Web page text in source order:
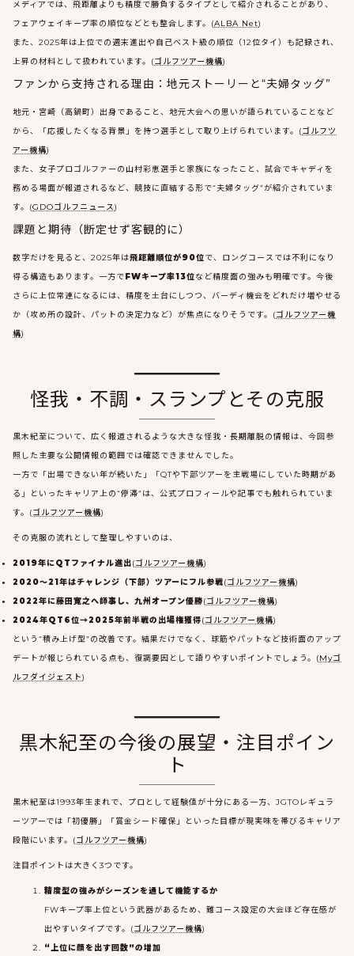
メディアでは、飛距離よりも精度で勝負するタイプとして紹介されることがあり、
フェアウェイキープ率の順位などとも整合します。(ALBA Net)
また、2025年は上位での週末進出や自己ベスト級の順位（12位タイ）も記録され、
上昇の材料として扱われています。(ゴルフツアー機構)
ファンから支持される理由：地元ストーリーと“夫婦タッグ”
地元・宮崎（高鍋町）出身であること、地元大会への思いが語られていることなど
から、「応援したくなる背景」を持つ選手として取り上げられています。(ゴルフツ
アー機構)
また、女子プロゴルファーの山村彩恵選手と家族になったこと、試合でキャディを
務める場面が報道されるなど、競技に直結する形で“夫婦タッグ”が紹介されていま
す。(GDOゴルフニュース)
課題と期待（断定せず客観的に）
数字だけを見ると、2025年は飛距離順位が90位で、ロングコースでは不利になり
得る構造もあります。一方でFWキープ率13位など精度面の強みも明確です。今後
さらに上位常連になるには、精度を土台にしつつ、バーディ機会をどれだけ増やせる
か（攻め所の設計、パットの決定力など）が焦点になりそうです。(ゴルフツアー機
構)
怪我・不調・スランプとその克服
黒木紀至について、広く報道されるような大きな怪我・長期離脱の情報は、今回参
照した主要な公開情報の範囲では確認できませんでした。
一方で「出場できない年が続いた」「QTや下部ツアーを主戦場にしていた時期があ
る」といったキャリア上の“停滞”は、公式プロフィールや記事でも触れられていま
す。(ゴルフツアー機構)
その克服の流れとして整理しやすいのは、
2019年にQTファイナル進出(ゴルフツアー機構)
2020〜21年はチャレンジ（下部）ツアーにフル参戦(ゴルフツアー機構)
2022年に藤田寛之へ師事し、九州オープン優勝(ゴルフツアー機構)
2024年QT6位→2025年前半戦の出場権獲得(ゴルフツアー機構)
という“積み上げ型”の改善です。結果だけでなく、球筋やパットなど技術面のアップ
デートが報じられている点も、復調要因として語りやすいポイントでしょう。(Myゴ
ルフダイジェスト)
黒木紀至の今後の展望・注目ポイン
ト
黒木紀至は1993年生まれで、プロとして経験値が十分にある一方、JGTOレギュラ
ーツアーでは「初優勝」「賞金シード確保」といった目標が現実味を帯びるキャリア
段階にいます。(ゴルフツアー機構)
注目ポイントは大きく3つです。
精度型の強みがシーズンを通して機能するか
FWキープ率上位という武器があるため、難コース設定の大会ほど存在感が
出やすいタイプです。(ゴルフツアー機構)
“上位に顔を出す回数”の増加